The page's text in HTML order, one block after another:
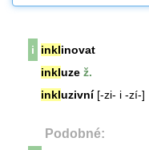
i inklinovat
inkluze ž.
inkluzivní[-zi- i -zí-]
Podobné: